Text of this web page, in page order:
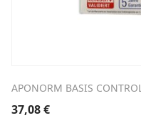
APONORM BASIS CONTROL
37,08€